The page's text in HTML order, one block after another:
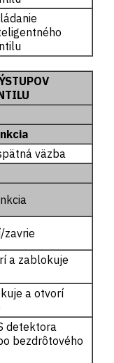
väzba
zavrie
a zablokuje
a otvorí
detektora
bezdrôtového